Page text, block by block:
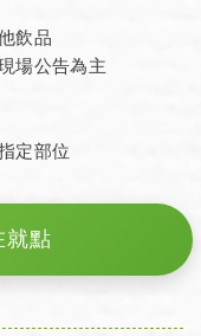
飲品
場公告為主
定部位
就點